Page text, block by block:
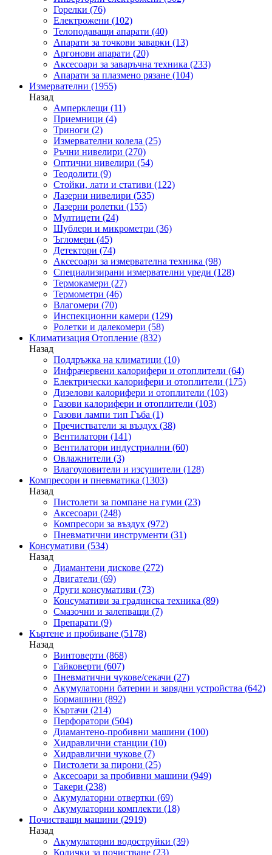
Горелки (76)
Електрожени (102)
Телоподаващи апарати (40)
Апарати за точкови заварки (13)
Аргонови апарати (20)
Аксесоари за заваръчна техника (233)
Апарати за плазмено рязане (104)
Измервателни (1955)
Назад
Амперклещи (11)
Приемници (4)
Триноги (2)
Измервателни колела (25)
Ръчни нивелири (270)
Оптични нивелири (54)
Теодолити (9)
Стойки, лати и стативи (122)
Лазерни нивелири (535)
Лазерни ролетки (155)
Мултицети (24)
Шублери и микрометри (36)
Ъгломери (45)
Детектори (74)
Аксесоари за измервателна техника (98)
Специализирани измервателни уреди (128)
Термокамери (27)
Термометри (46)
Влагомери (70)
Инспекционни камери (129)
Ролетки и далекомери (58)
Климатизация Отопление (832)
Назад
Поддръжка на климатици (10)
Инфрачервени калорифери и отоплители (64)
Електрически калорифери и отоплители (175)
Дизелови калорифери и отоплители (103)
Газови калорифери и отоплители (103)
Газови лампи тип Гъба (1)
Пречистватели за въздух (38)
Вентилатори (141)
Вентилатори индустриални (60)
Овлажнители (3)
Влагоуловители и изсушители (128)
Компресори и пневматика (1303)
Назад
Пистолети за помпане на гуми (23)
Аксесоари (248)
Компресори за въздух (972)
Пневматични инструменти (31)
Консумативи (534)
Назад
Диамантени дискове (272)
Двигатели (69)
Други консумативи (73)
Консумативи за градинска техника (89)
Смазочни и залепващи (7)
Препарати (9)
Къртене и пробиване (5178)
Назад
Винтоверти (868)
Гайковерти (607)
Пневматични чукове/секачи (27)
Акумулаторни батерии и зарядни устройства (642)
Бормашини (892)
Къртачи (214)
Перфоратори (504)
Диамантено-пробивни машини (100)
Хидравлични станции (10)
Хидравлични чукове (7)
Пистолети за пирони (25)
Аксесоари за пробивни машини (949)
Такери (238)
Акумулаторни отвертки (69)
Акумулаторни комплекти (18)
Почистващи машини (2919)
Назад
Акумулаторни водоструйки (39)
Колички за почистване (23)